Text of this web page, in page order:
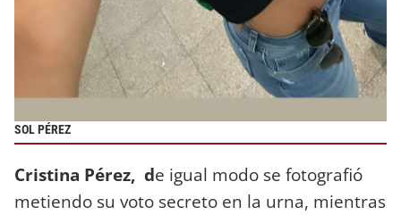
SOL PÉREZ
Cristina Pérez, de igual modo se fotografió
metiendo su voto secreto en la urna, mientras